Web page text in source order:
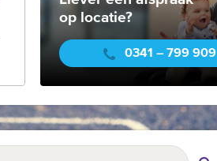
op locatie?
0341 – 799 909